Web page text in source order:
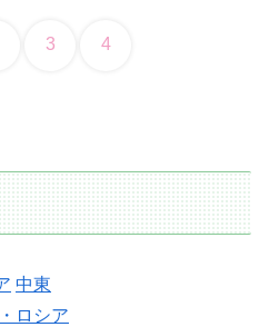
3 4
中東
ロシア